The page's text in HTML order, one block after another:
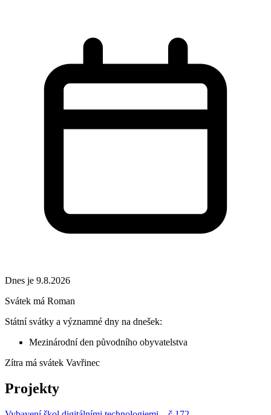
Dnes je 9.8.2026
Svátek má Roman
Státní svátky a významné dny na dnešek:
Mezinárodní den původního obyvatelstva
Zítra má svátek Vavřinec
Projekty